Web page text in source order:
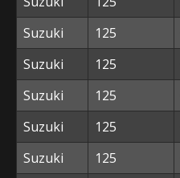
Suzuki
125
Suzuki
125
Suzuki
125
Suzuki
125
Suzuki
125